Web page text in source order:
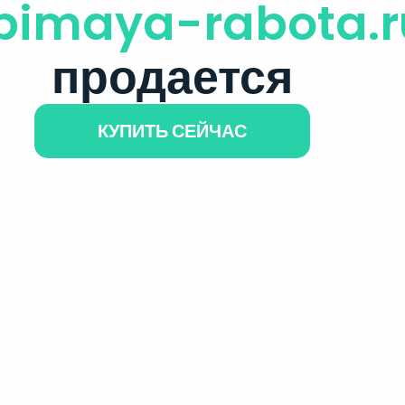
продается
КУПИТЬ СЕЙЧАС